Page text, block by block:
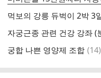
먹보의 강릉 듀벅이 2박 3
궁합 나쁜 영양제 조합 댓
(14)